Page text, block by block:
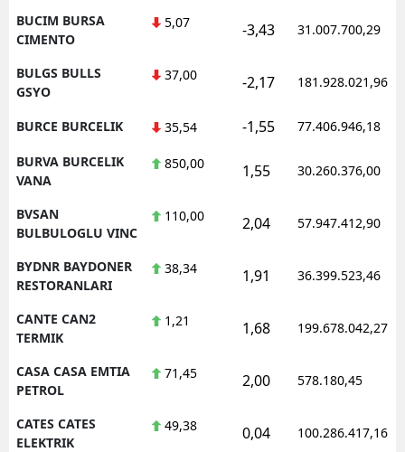
BUCIM BURSA
CIMENTO
5,07 -3,43 31.007.700,29
BULGS BULLS
GSYO
37,00 -2,17 181.928.021,96
BURCE BURCELIK 35,54 -1,55 77.406.946,18
BURVA BURCELIK
VANA
850,00 1,55 30.260.376,00
BVSAN
BULBULOGLU VINC
110,00 2,04 57.947.412,90
BYDNR BAYDONER
RESTORANLARI
38,34 1,91 36.399.523,46
CANTE CAN2
TERMIK
1,21 1,68 199.678.042,27
CASA CASA EMTIA
PETROL
71,45 2,00 578.180,45
CATES CATES
ELEKTRIK
49,38 0,04 100.286.417,16